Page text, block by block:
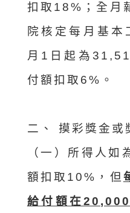
扣取18%；全月
院核定每月基
月1日起為
付額扣取6%。
二、 摸彩獎金或
（一）所得人如
額扣取10%，但
給付額在